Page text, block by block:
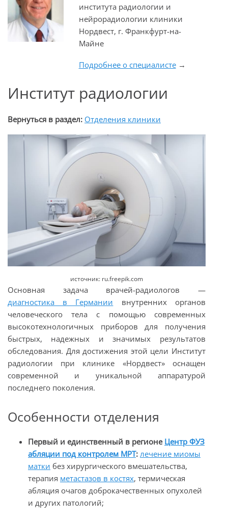
института радиологии и
нейрорадиологии клиники
Нордвест, г. Франкфурт-на-
Майне
Подробнее о специалисте→
Институт радиологии
Вернуться в раздел: Отделения клиники
источник: ru.freepik.com
Основная задача врачей-радиологов —
диагностика в Германии внутренних органов
человеческого тела с помощью современных
высокотехнологичных приборов для получения
быстрых, надежных и значимых результатов
обследования. Для достижения этой цели Институт
радиологии при клинике «Нордвест» оснащен
современной и уникальной аппаратурой
последнего поколения.
Особенности отделения
Первый и единственный в регионе Центр ФУЗ
абляции под контролем МРТ: лечение миомы
матки без хирургического вмешательства,
терапия метастазов в костях, термическая
абляция очагов доброкачественных опухолей
и других патологий;